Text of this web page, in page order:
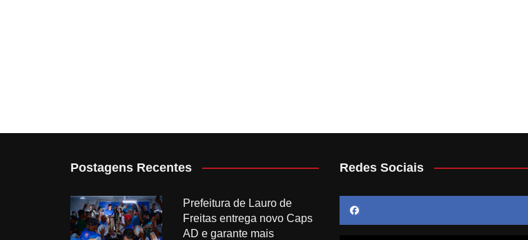
Postagens Recentes
Prefeitura de Lauro de
Freitas entrega novo Caps
AD e garante mais
Redes Sociais